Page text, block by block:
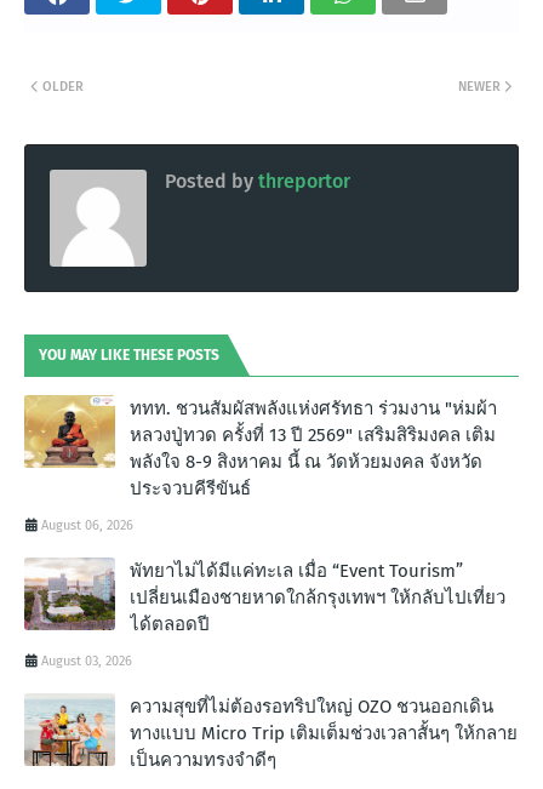
NEWER
OLDER
Posted by threportor
YOU MAY LIKE THESE POSTS
ททท. ชวนสัมผัสพลังแห่งศรัทธา ร่วมงาน "ห่มผ้า
หลวงปู่ทวด ครั้งที่ 13 ปี 2569" เสริมสิริมงคล เติม
พลังใจ 8-9 สิงหาคม นี้ ณ วัดห้วยมงคล จังหวัด
ประจวบคีรีขันธ์
August 06, 2026
พัทยาไม่ได้มีแค่ทะเล เมื่อ “Event Tourism”
เปลี่ยนเมืองชายหาดใกล้กรุงเทพฯ ให้กลับไปเที่ยว
ได้ตลอดปี
August 03, 2026
ความสุขที่ไม่ต้องรอทริปใหญ่ OZO ชวนออกเดิน
ทางแบบ Micro Trip เติมเต็มช่วงเวลาสั้นๆ ให้กลาย
เป็นความทรงจำดีๆ